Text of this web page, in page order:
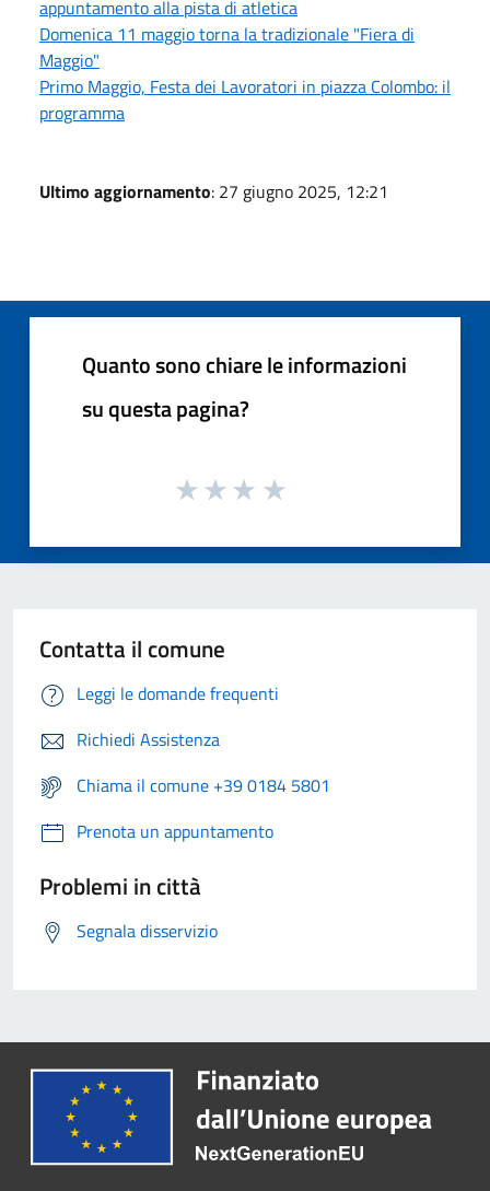
appuntamento alla pista di atletica
Domenica 11 maggio torna la tradizionale "Fiera di
Maggio"
Primo Maggio, Festa dei Lavoratori in piazza Colombo: il
programma
Ultimo aggiornamento: 27 giugno 2025, 12:21
Quanto sono chiare le informazioni
su questa pagina?
Contatta il comune
Leggi le domande frequenti
Richiedi Assistenza
Chiama il comune +39 0184 5801
Prenota un appuntamento
Problemi in città
Segnala disservizio